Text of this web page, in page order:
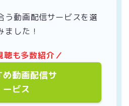
う動画配信サービスを選
ました！
聴も多数紹介／
め動画配信サ
ービス